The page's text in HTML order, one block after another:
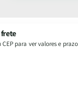
CEP para ver valores e